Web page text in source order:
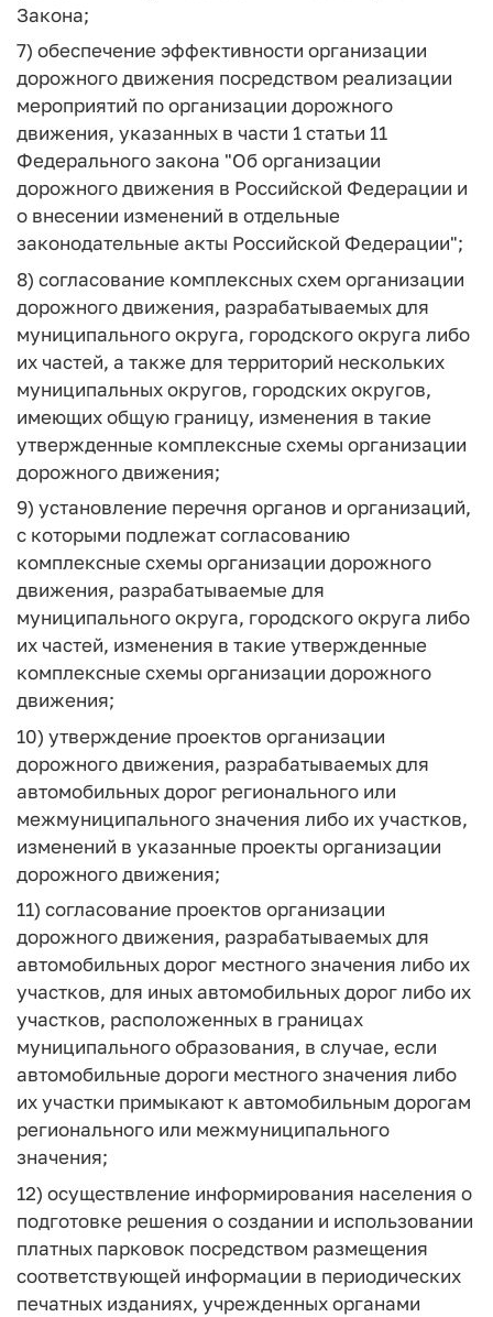
Закона;
7) обеспечение эффективности организации
дорожного движения посредством реализации
мероприятий по организации дорожного
движения, указанных в части 1 статьи 11
Федерального закона "Об организации
дорожного движения в Российской Федерации и
о внесении изменений в отдельные
законодательные акты Российской Федерации";
8) согласование комплексных схем организации
дорожного движения, разрабатываемых для
муниципального округа, городского округа либо
их частей, а также для территорий нескольких
муниципальных округов, городских округов,
имеющих общую границу, изменения в такие
утвержденные комплексные схемы организации
дорожного движения;
9) установление перечня органов и организаций,
с которыми подлежат согласованию
комплексные схемы организации дорожного
движения, разрабатываемые для
муниципального округа, городского округа либо
их частей, изменения в такие утвержденные
комплексные схемы организации дорожного
движения;
10) утверждение проектов организации
дорожного движения, разрабатываемых для
автомобильных дорог регионального или
межмуниципального значения либо их участков,
изменений в указанные проекты организации
дорожного движения;
11) согласование проектов организации
дорожного движения, разрабатываемых для
автомобильных дорог местного значения либо их
участков, для иных автомобильных дорог либо их
участков, расположенных в границах
муниципального образования, в случае, если
автомобильные дороги местного значения либо
их участки примыкают к автомобильным дорогам
регионального или межмуниципального
значения;
12) осуществление информирования населения о
подготовке решения о создании и использовании
платных парковок посредством размещения
соответствующей информации в периодических
печатных изданиях, учрежденных органами